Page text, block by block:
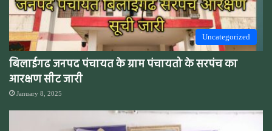
Uncategorized
बिलाईगढ जनपद पंचायत के ग्राम पंचायतो के सरपंच का
आरक्षण सीट जारी
January 8, 2025